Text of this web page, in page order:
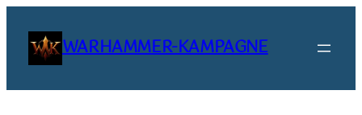
Inhalt
springen WARHAMMER-KAMPAGNE